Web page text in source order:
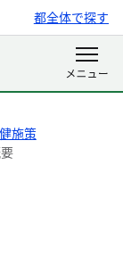
都全体で探す
施策